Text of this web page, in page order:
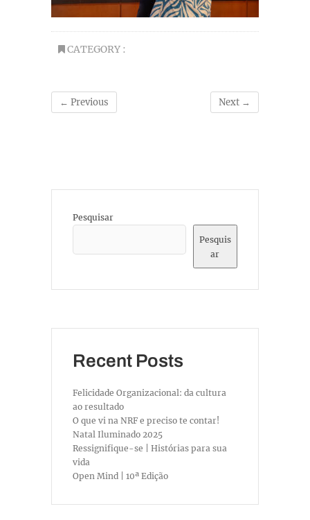
CATEGORY :
← Previous Next →
Pesquisar
Pesquis
ar
Recent Posts
Felicidade Organizacional: da cultura
ao resultado
O que vi na NRF e preciso te contar!
Natal Iluminado 2025
Ressignifique-se | Histórias para sua
vida
Open Mind | 10ª Edição